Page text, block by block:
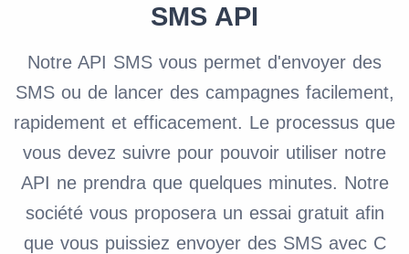
SMS API
Notre API SMS vous permet d'envoyer des
SMS ou de lancer des campagnes facilement,
rapidement et efficacement. Le processus que
vous devez suivre pour pouvoir utiliser notre
API ne prendra que quelques minutes. Notre
société vous proposera un essai gratuit afin
que vous puissiez envoyer des SMS avec C